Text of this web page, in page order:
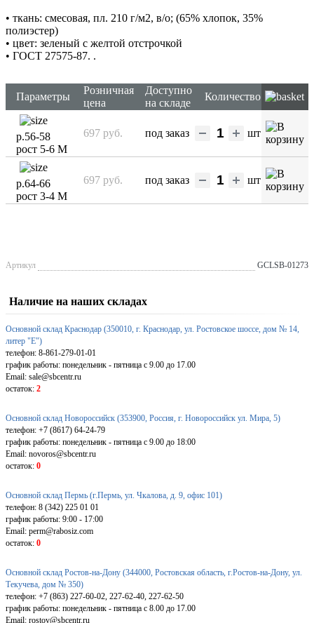
• ткань: смесовая, пл. 210 г/м2, в/о; (65% хлопок, 35%
полиэстер)
• цвет: зеленый с желтой отстрочкой
• ГОСТ 27575-87. .
Параметры
Розничная
цена
Доступно
на складе
Количество
р.56-58
рост 5-6 М
697 руб. под заказ шт
р.64-66
рост 3-4 М
697 руб. под заказ шт
Артикул GCLSB-01273
Наличие на наших складах
Основной склад Краснодар (350010, г. Краснодар, ул. Ростовское шоссе, дом № 14,
литер "Е")
телефон: 8-861-279-01-01
график работы: понедельник - пятница с 9.00 до 17.00
Email: sale@sbcentr.ru
остаток: 2
Основной склад Новороссийск (353900, Россия, г. Новороссийск ул. Мира, 5)
телефон: +7 (8617) 64-24-79
график работы: понедельник - пятница с 9.00 до 18:00
Email: novoros@sbcentr.ru
остаток: 0
Основной склад Пермь (г.Пермь, ул. Чкалова, д. 9, офис 101)
телефон: 8 (342) 225 01 01
график работы: 9:00 - 17:00
Email: perm@rabosiz.com
остаток: 0
Основной склад Ростов-на-Дону (344000, Ростовская область, г.Ростов-на-Дону, ул.
Текучева, дом № 350)
телефон: +7 (863) 227-60-02, 227-62-40, 227-62-50
график работы: понедельник - пятница с 8.00 до 17.00
Email: rostov@sbcentr.ru